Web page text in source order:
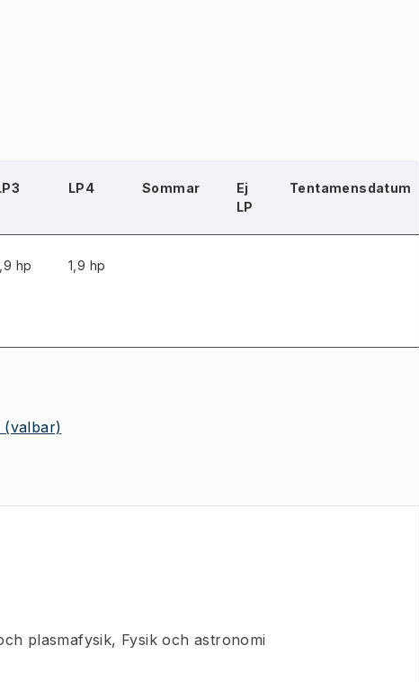
LP4 Sommar
Ej
LP
Tentamensdatum
hp 1,9 hp
(valbar)
plasmafysik, Fysik och astronomi